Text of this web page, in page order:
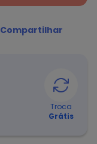
Compartilhar
Troca
Grátis